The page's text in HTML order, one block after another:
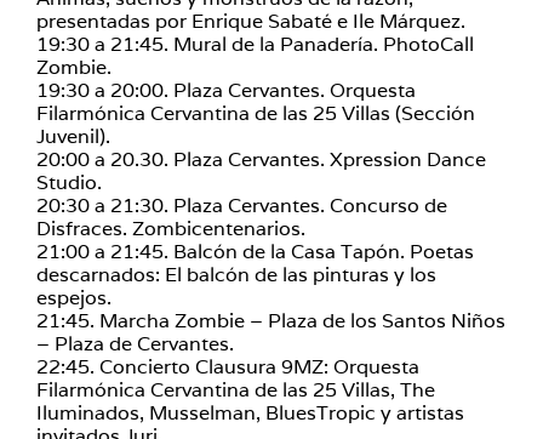
presentadas por Enrique Sabaté e Ile Márquez.
19:30 a 21:45. Mural de la Panadería. PhotoCall
Zombie.
19:30 a 20:00. Plaza Cervantes. Orquesta
Filarmónica Cervantina de las 25 Villas (Sección
Juvenil).
20:00 a 20.30. Plaza Cervantes. Xpression Dance
Studio.
20:30 a 21:30. Plaza Cervantes. Concurso de
Disfraces. Zombicentenarios.
21:00 a 21:45. Balcón de la Casa Tapón. Poetas
descarnados: El balcón de las pinturas y los
espejos.
21:45. Marcha Zombie – Plaza de los Santos Niños
– Plaza de Cervantes.
22:45. Concierto Clausura 9MZ: Orquesta
Filarmónica Cervantina de las 25 Villas, The
Iluminados, Musselman, BluesTropic y artistas